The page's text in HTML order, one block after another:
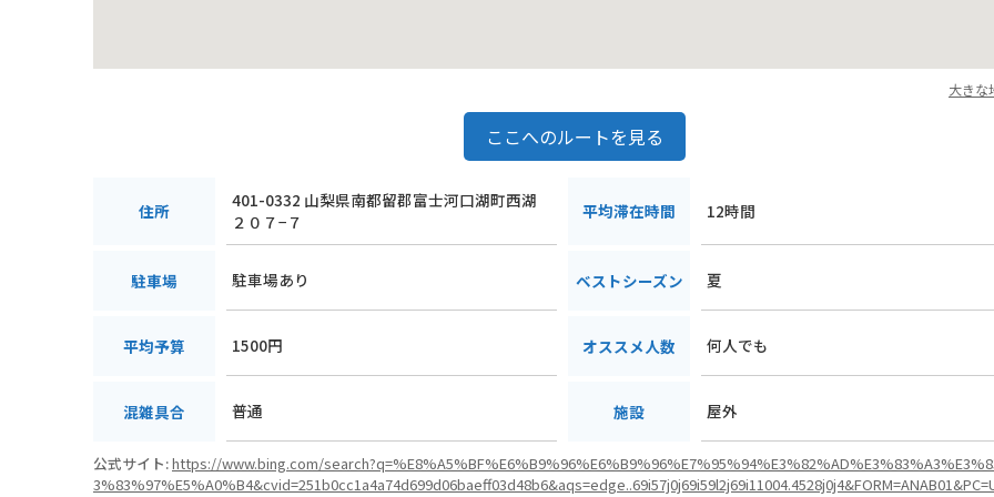
大きな
ここへのルートを見る
住所
401-0332 山梨県南都留郡富士河口湖町西湖
２０７−７
平均滞在時間 12時間
駐車場 駐車場あり ベストシーズン 夏
平均予算 1500円 オススメ人数 何人でも
混雑具合 普通 施設 屋外
公式サイト:https://www.bing.com/